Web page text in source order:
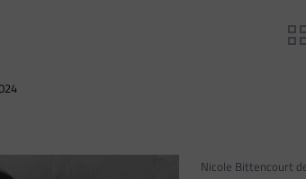
Nicole Bittencourt